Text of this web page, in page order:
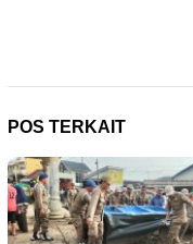
POS TERKAIT